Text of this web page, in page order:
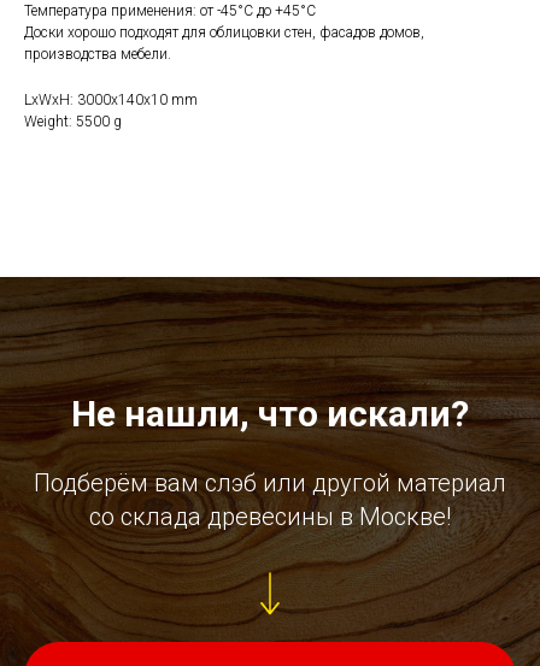
Температура применения: от -45°С до +45°С
Доски хорошо подходят для облицовки стен, фасадов домов,
производства мебели.
LxWxH: 3000x140x10 mm
Weight: 5500 g
Не нашли, что искали?
Подберём вам слэб или другой материал
со склада древесины в Москве!